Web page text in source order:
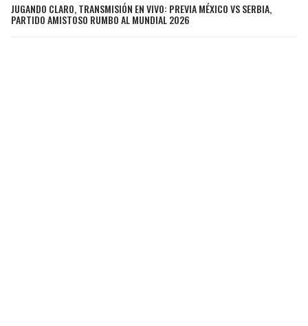
JUGANDO CLARO, TRANSMISIÓN EN VIVO: PREVIA MÉXICO VS SERBIA,
PARTIDO AMISTOSO RUMBO AL MUNDIAL 2026